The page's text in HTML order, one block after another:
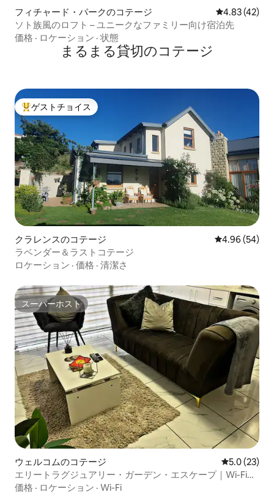
フィチャード・パークのコテージ レビュー42
4.83 (42)
ソト族風のロフト – ユニークなファミリー向け宿泊先
価格 · ロケーション · 状態
まるまる貸切のコテージ
大好評のゲストチョイスです。
ゲストチョイス
クラレンスのコテージ レビュー54
4.96 (54)
ラベンダー＆ラストコテージ
ロケーション · 価格 · 清潔さ
スーパーホスト
スーパーホスト
ウェルコムのコテージ レビュー23
5.0 (23)
エリートラグジュアリー・ガーデン・エスケープ｜Wi-Fiと
駐車場完備、ウェルカム
価格 · ロケーション · Wi-Fi